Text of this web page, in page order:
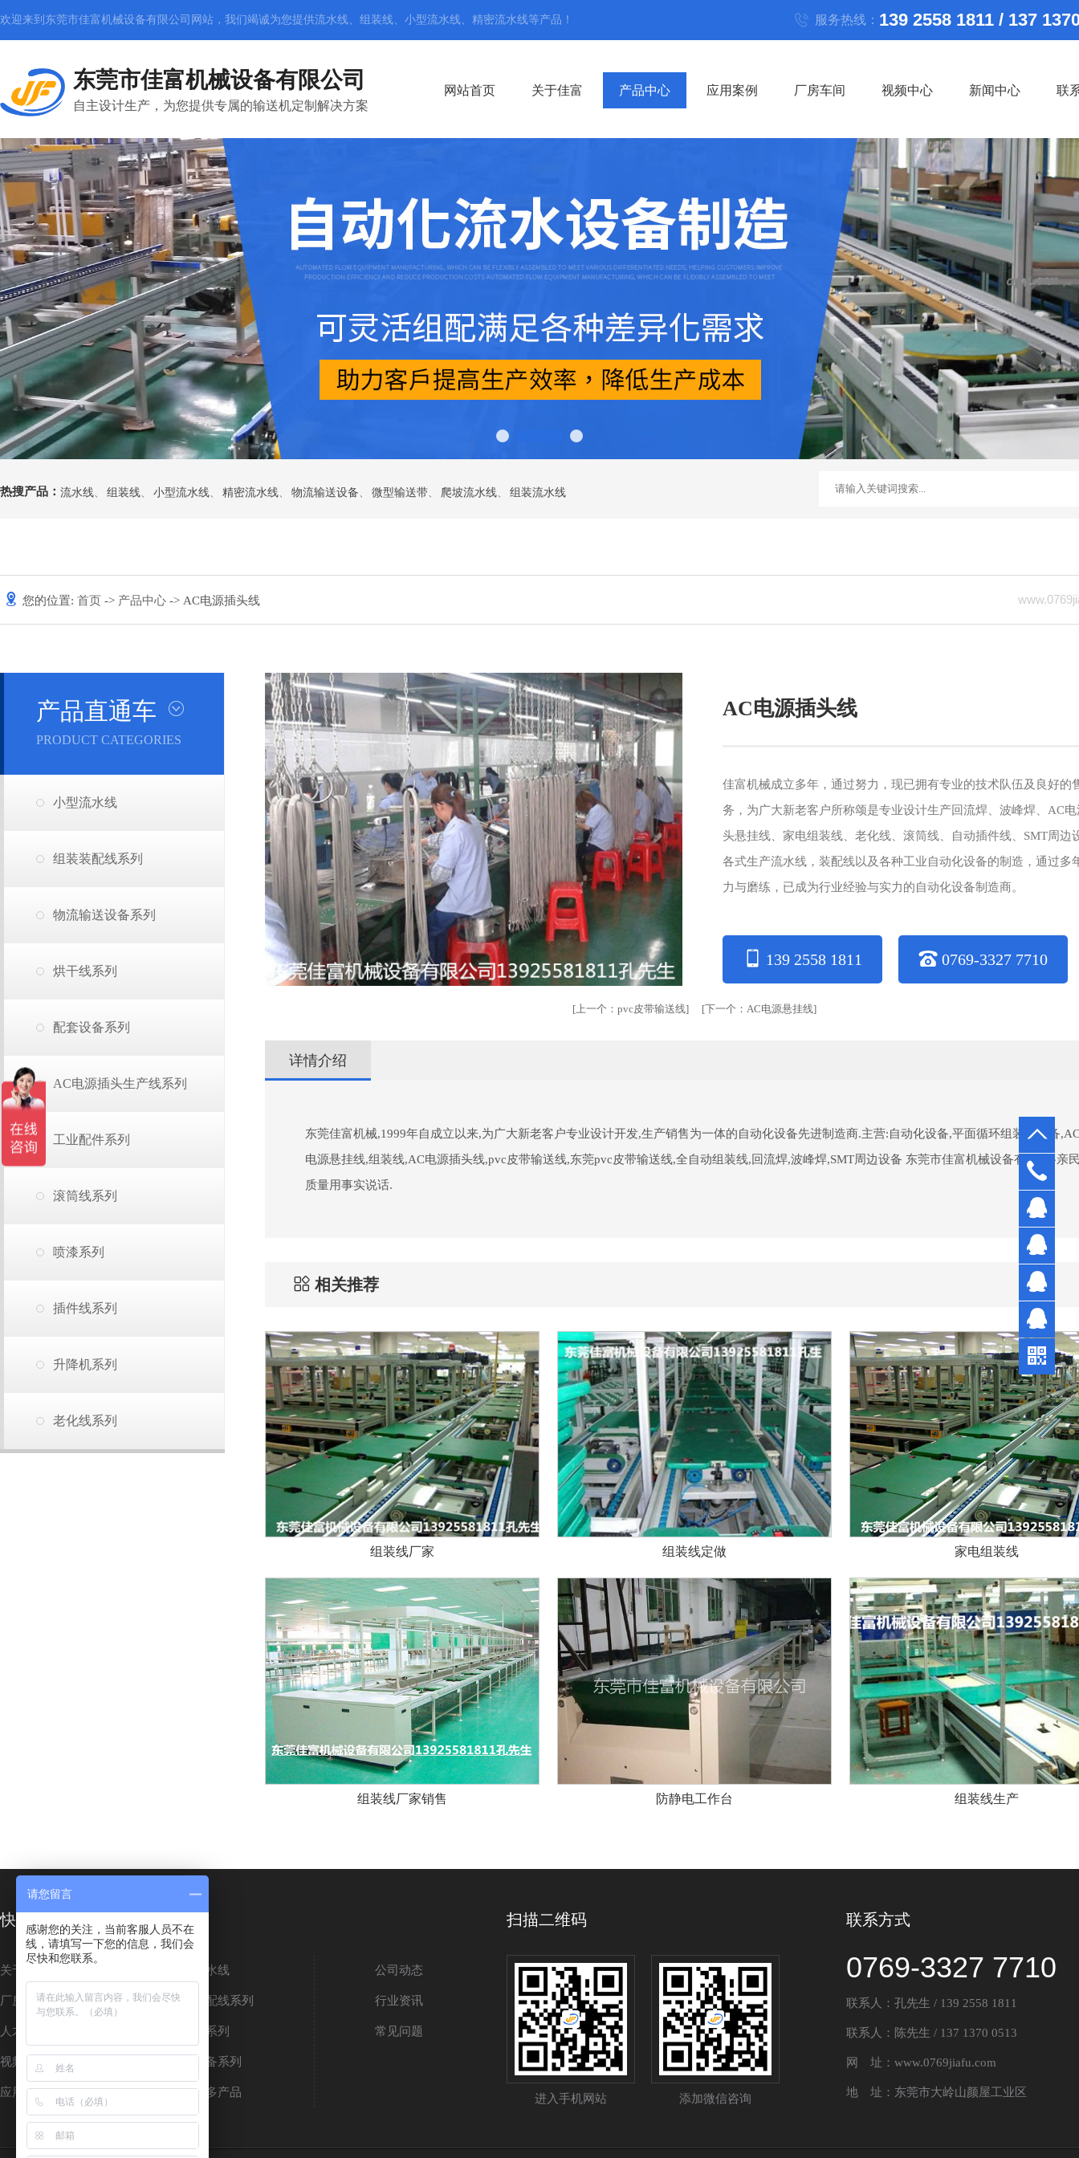
欢迎来到东莞市佳富机械设备有限公司网站，我们竭诚为您提供流水线、组装线、小型流水线、精密流水线等产品！ 服务热线： 139 2558 1811 / 137
东莞市佳富机械设备有限公司
自主设计生产，为您提供专属的输送机定制解决方案
网站首页 关于佳富 产品中心 应用案例 厂房车间 视频中心 新闻中心 联
热搜产品： 流水线、 组装线、 小型流水线、 精密流水线、 物流输送设备、 微型输送带、 爬坡流水线、 组装流水线
您的位置: 首页 -> 产品中心 -> AC电源插头线
产品直通车
PRODUCT CATEGORIES
小型流水线
组装装配线系列
物流输送设备系列
烘干线系列
配套设备系列
AC电源插头生产线系列
工业配件系列
滚筒线系列
喷漆系列
插件线系列
升降机系列
老化线系列
AC电源插头线
佳富机械成立多年，通过努力，现已拥有专业的技术队伍及良好的
务，为广大新老客户所称颂是专业设计生产回流焊、波峰焊、AC电
头悬挂线、家电组装线、老化线、滚筒线、自动插件线、SMT周边
各式生产流水线，装配线以及各种工业自动化设备的制造，通过多
力与磨练，已成为行业经验与实力的自动化设备制造商。
139 2558 1811 0769-3327 7710
[上一个： pvc皮带输送线] [下一个： AC电源悬挂线]
详情介绍
东莞佳富机械,1999年自成立以来,为广大新老客户专业设计开发,生产销售为一体的自动化设备先进制造商.主营:自动化设备,平面循环组装线设备
电源悬挂线,组装线,AC电源插头线,pvc皮带输送线,东莞pvc皮带输送线,全自动组装线,回流焊,波峰焊,SMT周边设备 东莞市佳富机械设备有..价格亲
质量用事实说话.
相关推荐
组装线厂家 组装线定做 家电组装线
组装线厂家销售 防静电工作台 组装线生产
快速导航
关于佳富
厂房车间
人才招聘
视频中心
应用案例
小型流水线
组装装配线系列
烘干线系列
配套设备系列
查看更多产品
公司动态
行业资讯
常见问题
扫描二维码
进入手机网站 添加微信咨询
联系方式
0769-3327 7710
联系人：孔先生 / 139 2558 1811
联系人：陈先生 / 137 1370 0513
网 址：www.0769jiafu.com
地 址：东莞市大岭山颜屋工业区
0769-
3327
7710
孔先
生
陈先
生
符小
姐
陈小
姐
请您留言
感谢您的关注，当前客服人员不在
线，请填写一下您的信息，我们会
尽快和您联系。